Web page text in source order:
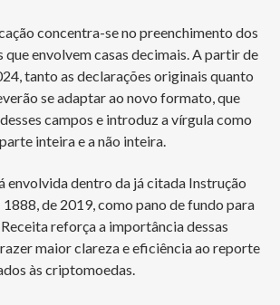
concentra-se no preenchimento dos
que envolvem casas decimais. A partir de
tanto as declarações originais quanto
se adaptar ao novo formato, que
campos e introduz a vírgula como
inteira e a não inteira.
envolvida dentro da já citada Instrução
de 2019, como pano de fundo para
Receita reforça a importância dessas
maior clareza e eficiência ao reporte
às criptomoedas.